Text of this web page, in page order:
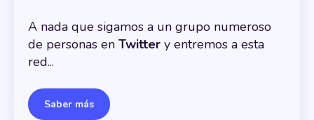
A nada que sigamos a un grupo numeroso
de personas en Twitter y entremos a esta
red...
Saber más